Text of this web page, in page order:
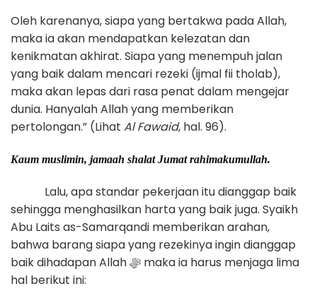
Oleh karenanya, siapa yang bertakwa pada Allah,
maka ia akan mendapatkan kelezatan dan
kenikmatan akhirat. Siapa yang menempuh jalan
yang baik dalam mencari rezeki (ijmal fii tholab),
maka akan lepas dari rasa penat dalam mengejar
dunia. Hanyalah Allah yang memberikan
pertolongan.” (Lihat Al Fawaid, hal. 96).
Kaum muslimin, jamaah shalat Jumat rahimakumullah.
Lalu, apa standar pekerjaan itu dianggap baik
sehingga menghasilkan harta yang baik juga. Syaikh
Abu Laits as-Samarqandi memberikan arahan,
bahwa barang siapa yang rezekinya ingin dianggap
baik dihadapan Allah ﷻ maka ia harus menjaga lima
hal berikut ini: